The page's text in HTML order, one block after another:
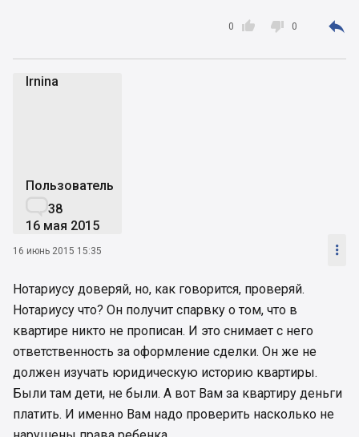

0  0 
Irnina
Пользователь
38
16 мая 2015
16 июнь 2015 15:35 
Нотариусу доверяй, но, как говорится, проверяй.
Нотариусу что? Он получит спарвку о том, что в
квартире никто не прописан. И это снимает с него
ответственность за оформление сделки. Он же не
должен изучать юридическую историю квартиры.
Были там дети, не были. А вот Вам за квартиру деньги
платить. И именно Вам надо проверить насколько не